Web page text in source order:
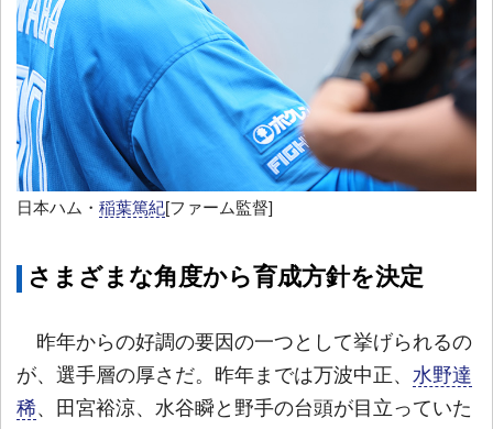
日本ハム・ 稲葉篤紀[ファーム監督]
さまざまな角度から育成方針を決定
昨年からの好調の要因の一つとして挙げられるの
が、選手層の厚さだ。昨年までは万波中正、 水野達
稀、田宮裕涼、水谷瞬と野手の台頭が目立っていた